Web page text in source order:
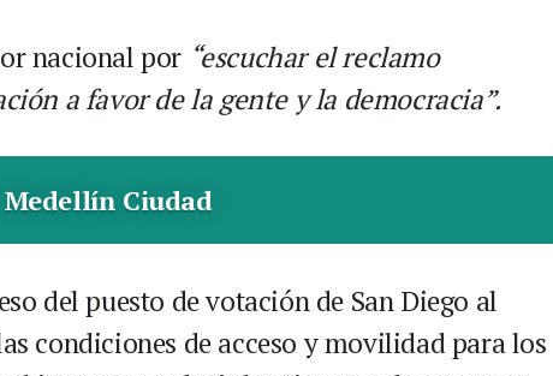
nacional por “escuchar el reclamo
a favor de la gente y la democracia”.
Medellín Ciudad
del puesto de votación de San Diego al
condiciones de acceso y movilidad para los